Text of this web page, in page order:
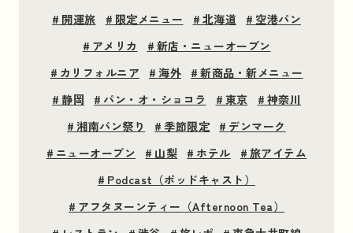
#開運旅 #限定メニュー #北海道 #空港パン
#アメリカ #新店・ニューオープン
#カリフォルニア #海外 #新商品・新メニュー
#静岡 #パン・オ・ショコラ #東京 #神奈川
#湘南パン祭り #季節限定 #デンマーク
#ニューオープン #山梨 #ホテル #旅アイテム
#Podcast（ポッドキャスト）
#アフタヌーンティー（Afternoon Tea）